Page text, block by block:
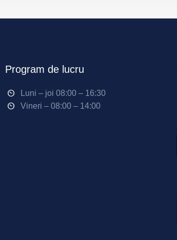
Program de lucru
Luni – joi 08:00 – 16:30
Vineri – 08:00 – 14:00